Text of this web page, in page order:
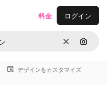
消去 画像で
料金 ログイン
デザインをカスタマイズ